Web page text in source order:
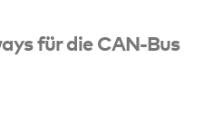
für die CAN-Bus